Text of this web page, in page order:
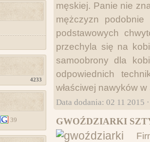
4233
39
męskiej. Panie nie
mężczyzn
podstawowych
przechyla się na
samoobrony dla
odpowiednich
właściwej nawyków
Data dodania: 02 11 2015
GWOŹDZIARKI